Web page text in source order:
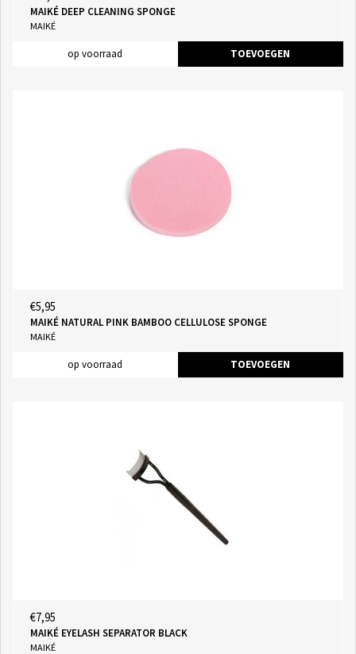
MAIKÉ DEEP CLEANING SPONGE
MAIKÉ
op voorraad TOEVOEGEN
€5,95
MAIKÉ NATURAL PINK BAMBOO CELLULOSE SPONGE
MAIKÉ
op voorraad TOEVOEGEN
€7,95
MAIKÉ EYELASH SEPARATOR BLACK
MAIKÉ